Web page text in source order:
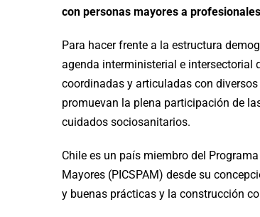
con personas mayores a
Para hacer frente a la estructura
agenda interministerial e intersectorial
coordinadas y articuladas con
promuevan la plena participación de
cuidados sociosanitarios.
Chile es un país miembro del
Mayores (PICSPAM) desde su
y buenas prácticas y la construcción